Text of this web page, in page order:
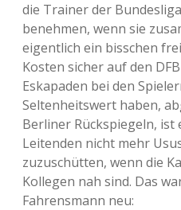
die Trainer der
benehmen, wenn sie
eigentlich ein bisschen
Kosten sicher auf den
Eskapaden bei den
Seltenheitswert haben,
Berliner Rückspiegeln, ist
Leitenden nicht mehr
zuzuschütten, wenn die
Kollegen nah sind. Das
Fahrensmann neu: